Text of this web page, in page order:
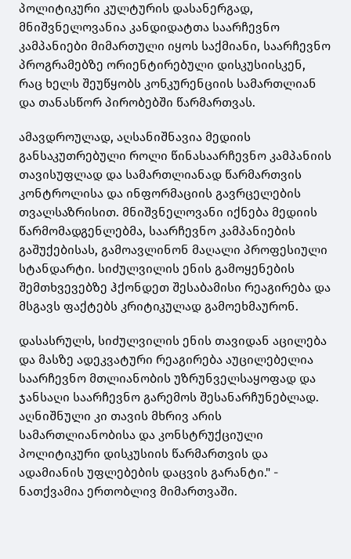
პოლიტიკური კულტურის დასანერგად,
მნიშვნელოვანია კანდიდატთა საარჩევნო
კამპანიები მიმართული იყოს საქმიანი, საარჩევნო
პროგრამებზე ორიენტირებული დისკუსიისკენ,
რაც ხელს შეუწყობს კონკურენციის სამართლიან
და თანასწორ პირობებში წარმართვას.
ამავდროულად, აღსანიშნავია მედიის
განსაკუთრებული როლი წინასაარჩევნო კამპანიის
თავისუფლად და სამართლიანად წარმართვის
კონტროლისა და ინფორმაციის გავრცელების
თვალსაზრისით. მნიშვნელოვანი იქნება მედიის
წარმომადგენლებმა, საარჩევნო კამპანიების
გაშუქებისას, გამოავლინონ მაღალი პროფესიული
სტანდარტი. სიძულვილის ენის გამოყენების
შემთხვევებზე ჰქონდეთ შესაბამისი რეაგირება და
მსგავს ფაქტებს კრიტიკულად გამოეხმაურონ.
დასასრულს, სიძულვილის ენის თავიდან აცილება
და მასზე ადეკვატური რეაგირება აუცილებელია
საარჩევნო მთლიანობის უზრუნველსაყოფად და
ჯანსაღი საარჩევნო გარემოს შესანარჩუნებლად.
აღნიშნული კი თავის მხრივ არის
სამართლიანობისა და კონსტრუქციული
პოლიტიკური დისკუსიის წარმართვის და
ადამიანის უფლებების დაცვის გარანტი." -
ნათქვამია ერთობლივ მიმართვაში.